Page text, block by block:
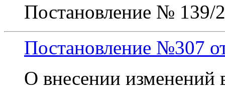
Постановление № 139/
Постановление №307
О внесении изменений